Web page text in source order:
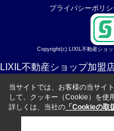
プライバシーポリシ
Copyright(c) LIXIL不動産ショ
LIXIL不動産ショップ加盟
当サイトでは、お客様の当サイ
して、クッキー（Cookie）を使
詳しくは、当社の 「Cookieの取